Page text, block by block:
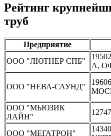
Рейтинг
труб
Предприятие
ООО "ЛЮТНЕР СПБ"
А,
ООО "НЕВА-САУНД"
ООО "МЬЮЗИК
ЛАЙН"
ООО "МЕГАТРОН"